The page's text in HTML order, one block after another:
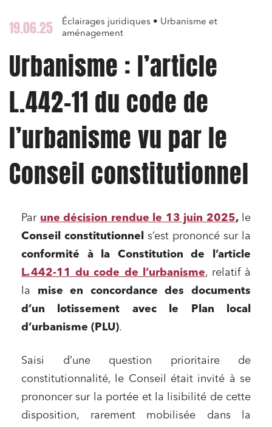
19.06.25
Éclairages juridiques • Urbanisme et
aménagement
Urbanisme : l’article
L.442-11 du code de
l’urbanisme vu par le
Conseil constitutionnel
Par une décision rendue le 13 juin 2025,le
Conseil constitutionnel
s’est prononcé sur la
conformité à la Constitution de l’article
L. 442-11 du code de l’urbanisme, relatif à
la mise en concordance des documents
d’un lotissement avec le Plan local
d’urbanisme (PLU).
Saisi d’une question prioritaire de
constitutionnalité, le Conseil était invité à se
prononcer sur la portée et la lisibilité de cette
disposition, rarement mobilisée dans la